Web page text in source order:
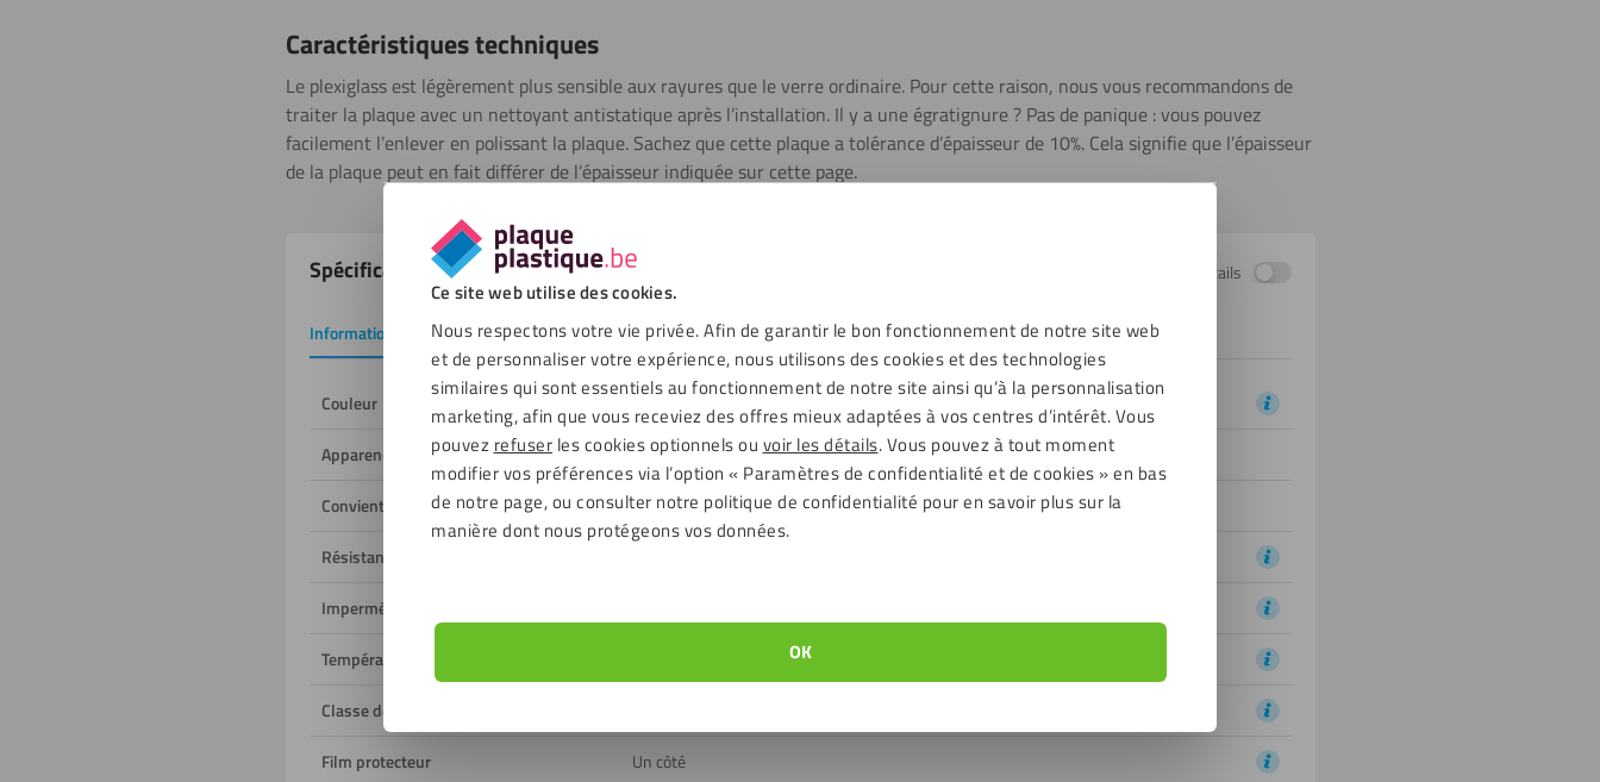
Ce site web utilise des cookies.
Nous respectons votre vie privée. Afin de garantir le bon fonctionnement de notre site web
et de personnaliser votre expérience, nous utilisons des cookies et des technologies
similaires qui sont essentiels au fonctionnement de notre site ainsi qu’à la personnalisation
marketing, afin que vous receviez des offres mieux adaptées à vos centres d’intérêt. Vous
pouvez refuser les cookies optionnels ou voir les détails. Vous pouvez à tout moment
modifier vos préférences via l’option « Paramètres de confidentialité et de cookies » en bas
de notre page, ou consulter notre politique de confidentialité pour en savoir plus sur la
manière dont nous protégeons vos données.
OK
Caractéristiques techniques
Le plexiglass est légèrement plus sensible aux rayures que le verre ordinaire. Pour cette raison, nous vous recommandons de
traiter la plaque avec un nettoyant antistatique après l’installation. Il y a une égratignure ? Pas de panique : vous pouvez
facilement l’enlever en polissant la plaque. Sachez que cette plaque a tolérance d’épaisseur de 10%. Cela signifie que l’épaisseur
de la plaque peut en fait différer de l’épaisseur indiquée sur cette page.
Propriétés
du
produit
Spécifications Afficher les détails
Informations de base Téléchargements
Couleur Bronze
Apparence Lisse, Miroir sur le devant
Convient à un usage Intérieur
Résistant aux UV
Imperméable à l'humidité
Température de fonctionnement
Classe de feu
Film protecteur Un côté